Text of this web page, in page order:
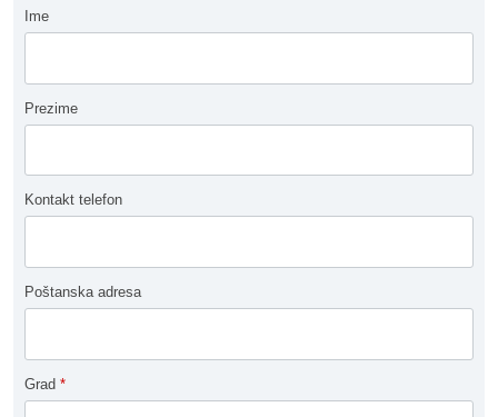
Ime
Prezime
Kontakt telefon
Poštanska adresa
Grad *